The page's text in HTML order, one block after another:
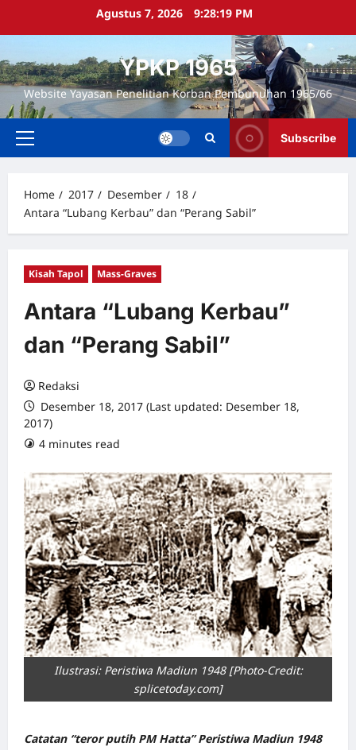
Agustus 7, 2026 9:28:20 PM
YPKP 1965
Website Yayasan Penelitian Korban Pembunuhan 1965/66
Primary
Subscribe
Home 2017 Desember
18
Antara “Lubang Kerbau” dan “Perang Sabil”
Kisah Tapol Mass-Graves
Antara “Lubang Kerbau”
dan “Perang Sabil”
Redaksi
Desember 18, 2017 (Last updated: Desember 18,
2017)
4 minutes read
Ilustrasi: Peristiwa Madiun 1948 [Photo-Credit:
splicetoday.com]
Catatan “teror putih PM Hatta” Peristiwa Madiun 1948